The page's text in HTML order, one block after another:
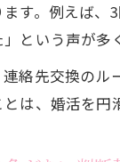
す。例えば
という声が多
絡先交換の
は、婚活を円